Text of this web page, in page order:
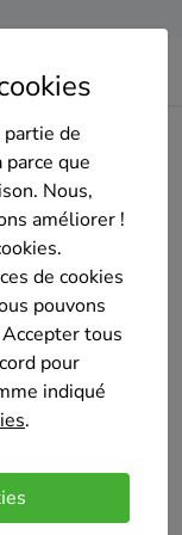
de
que
Nous,
améliorer !
de cookies
pouvons
tous
pour
indiqué
.
BMP SPRL
qu’en